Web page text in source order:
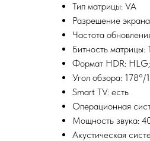
Тип матрицы: VA
Разрешение
Частота
Битность матрицы:
Формат HDR:
Угол обзора: 178°/
Smart TV: есть
Операционная
Мощность звука:
Акустическая